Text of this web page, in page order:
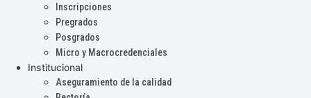
Inscripciones
Pregrados
Posgrados
Micro y Macrocredenciales
Institucional
Aseguramiento de la calidad